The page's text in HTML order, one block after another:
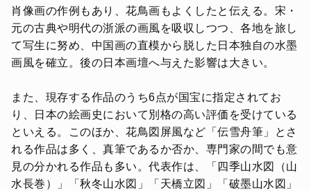
肖像画の作例もあり、花鳥画もよくしたと伝える。宋・
元の古典や明代の浙派の画風を吸収しつつ、各地を旅し
て写生に努め、中国画の直模から脱した日本独自の水墨
画風を確立。後の日本画壇へ与えた影響は大きい。
また、現存する作品のうち6点が国宝に指定されてお
り、日本の絵画史において別格の高い評価を受けている
といえる。このほか、花鳥図屏風など「伝雪舟筆」とさ
れる作品は多く、真筆であるか否か、専門家の間でも意
見の分かれる作品も多い。代表作は、「四季山水図（山
水長巻）」「秋冬山水図」「天橋立図」「破墨山水図」